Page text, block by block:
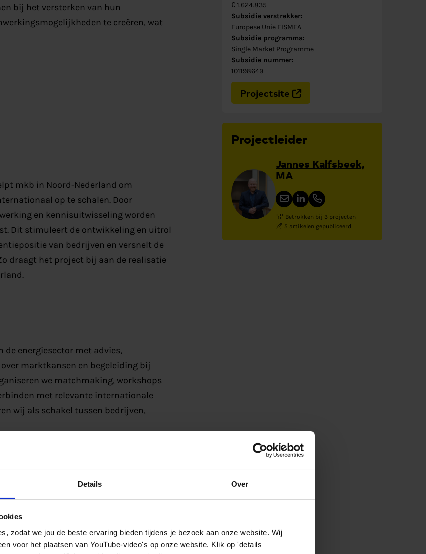
Details Over
zodat we jou de beste ervaring bieden tijdens je bezoek aan onze website. Wij
voor het plaatsen van YouTube-video's op onze website. Klik op 'details
bij het versterken van hun
te creëren, wat
mkb in Noord-Nederland om
op te schalen. Door
en kennisuitwisseling worden
Dit stimuleert de ontwikkeling en uitrol
van bedrijven en versnelt de
draagt het project bij aan de realisatie
energiesector met advies,
marktkansen en begeleiding bij
we matchmaking, workshops
met relevante internationale
wij als schakel tussen bedrijven,
van Economische Zaken (RVO),
Brabantse
Water Alliance, ROM Regio
Nederland NV, Economische Impuls
€ 1.624.835
Subsidie verstrekker:
Europese Unie EISMEA
Subsidie programma:
Single Market Programme
Subsidie nummer:
101198649
Projectsite
Projectleider
Jannes Kalfsbeek,
MA
Betrokken bij 3 projecten
5 artikelen gepubliceerd